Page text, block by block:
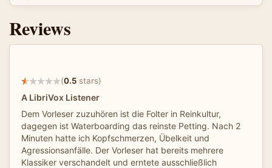
Reviews
(0.5 stars)
A LibriVox Listener
Dem Vorleser zuzuhören ist die Folter in Reinkultur,
dagegen ist Waterboarding das reinste Petting. Nach 2
Minuten hatte ich Kopfschmerzen, Übelkeit und
Agressionsanfälle. Der Vorleser hat bereits mehrere
Klassiker verschandelt und erntete ausschließlich